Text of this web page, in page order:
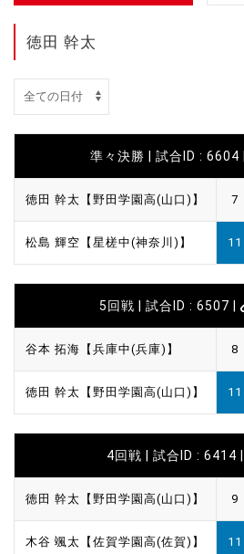
徳田 幹太
準々決勝 | 試合ID : 6604 |
徳田 幹太【野田学園高(山口)】 7
松島 輝空【星槎中(神奈川)】 11
5回戦 | 試合ID : 6507 |
谷本 拓海【兵庫中(兵庫)】 8
徳田 幹太【野田学園高(山口)】 11
4回戦 | 試合ID : 6414 |
徳田 幹太【野田学園高(山口)】 9
木谷 颯太【佐賀学園高(佐賀)】 11